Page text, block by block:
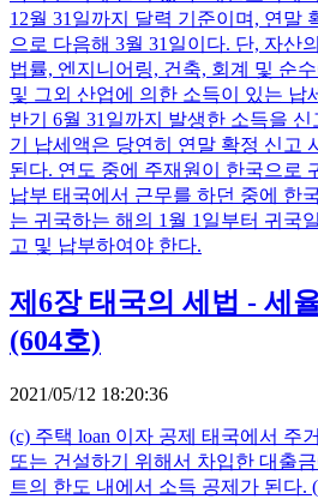
12월 31일까지 달력 기준이며, 연말
으로 다음해 3월 31일이다. 단, 자산
법률, 엔지니어링, 건축, 회계 및 순
및 그외 산업에 의한 소득이 있는 납
반기 6월 31일까지 발생한 소득을
기 납세액은 당연히 연말 확정 신고
된다. 연도 중에 주재원이 한국으로
납부 태국에서 근무를 하던 중에 한
는 귀국하는 해의 1월 1일부터 귀국
고 및 납부하여야 한다.
제6장 태국의 세법 - 세
(604호)
2021/05/12 18:20:36
(c) 주택 loan 이자 공제 태국에서 주
또는 건설하기 위해서 차입한 대출
트의 한도 내에서 소득 공제가 된다.